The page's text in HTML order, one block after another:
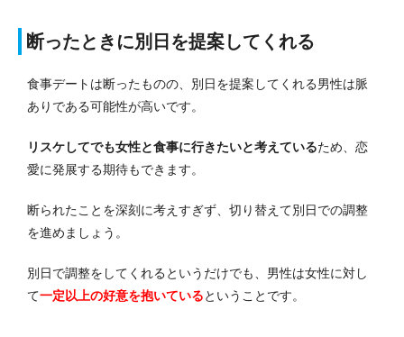
断ったときに別日を提案してくれる
食事デートは断ったものの、別日を提案してくれる男性は脈
ありである可能性が高いです。
リスケしてでも女性と食事に行きたいと考えているため、恋
愛に発展する期待もできます。
断られたことを深刻に考えすぎず、切り替えて別日での調整
を進めましょう。
別日で調整をしてくれるというだけでも、男性は女性に対し
て一定以上の好意を抱いているということです。